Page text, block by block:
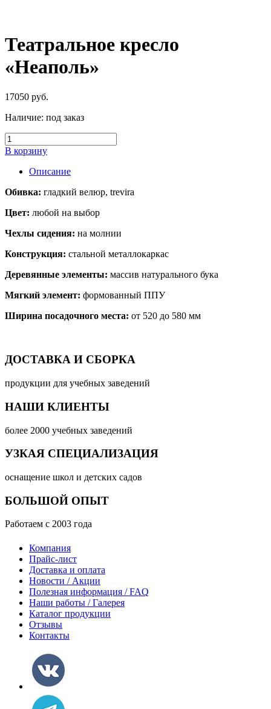
Театральное кресло
«Неаполь»
17050 руб.
Наличие: под заказ
В корзину
Описание
Обивка: гладкий велюр, trevira
Цвет: любой на выбор
Чехлы сидения: на молнии
Конструкция: стальной металлокаркас
Деревянные элементы: массив натурального бука
Мягкий элемент: формованный ППУ
Ширина посадочного места: от 520 до 580 мм
ДОСТАВКА И СБОРКА
продукции для учебных заведений
НАШИ КЛИЕНТЫ
более 2000 учебных заведений
УЗКАЯ СПЕЦИАЛИЗАЦИЯ
оснащение школ и детских садов
БОЛЬШОЙ ОПЫТ
Работаем с 2003 года
Компания
Прайс-лист
Доставка и оплата
Новости / Акции
Полезная информация / FAQ
Наши работы / Галерея
Каталог продукции
Отзывы
Контакты